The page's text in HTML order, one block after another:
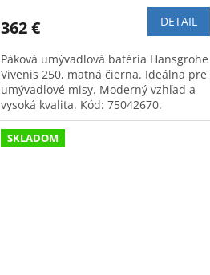
362 € DETAIL
Páková umývadlová batéria Hansgrohe
Vivenis 250, matná čierna. Ideálna pre
umývadlové misy. Moderný vzhľad a
vysoká kvalita. Kód: 75042670.
SKLADOM